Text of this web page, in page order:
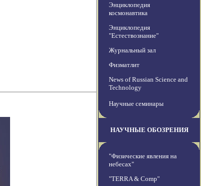
Энциклопедия
космонавтика
Энциклопедия
"Естествознание"
Журнальный зал
Физматлит
News of Russian Science and
Technology
Научные семинары
НАУЧНЫЕ ОБОЗРЕНИЯ
"Физические явления на
небесах"
"TERRA & Comp"